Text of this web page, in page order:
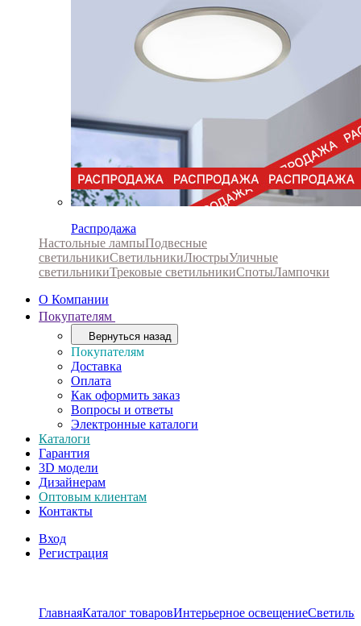
Распродажа
Настольные лампыПодвесные
светильникиСветильникиЛюстрыУличные
светильникиТрековые светильникиСпотыЛампочки
О Компании
Покупателям
Вернуться назад
Покупателям
Доставка
Оплата
Как оформить заказ
Вопросы и ответы
Электронные каталоги
Каталоги
Гарантия
3D модели
Дизайнерам
Оптовым клиентам
Контакты
Вход
Регистрация
ГлавнаяКаталог товаровИнтерьерное освещение